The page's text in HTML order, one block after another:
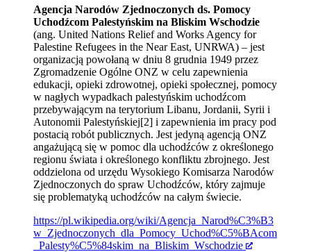
Agencja Narodów Zjednoczonych ds. Pomocy
Uchodźcom Palestyńskim na Bliskim Wschodzie
(ang. United Nations Relief and Works Agency for
Palestine Refugees in the Near East, UNRWA) – jest
organizacją powołaną w dniu 8 grudnia 1949 przez
Zgromadzenie Ogólne ONZ w celu zapewnienia
edukacji, opieki zdrowotnej, opieki społecznej, pomocy
w nagłych wypadkach palestyńskim uchodźcom
przebywającym na terytorium Libanu, Jordanii, Syrii i
Autonomii Palestyńskiej[2] i zapewnienia im pracy pod
postacią robót publicznych. Jest jedyną agencją ONZ
angażującą się w pomoc dla uchodźców z określonego
regionu świata i określonego konfliktu zbrojnego. Jest
oddzielona od urzędu Wysokiego Komisarza Narodów
Zjednoczonych do spraw Uchodźców, który zajmuje
się problematyką uchodźców na całym świecie.
https://pl.wikipedia.org/wiki/Agencja_Narod%C3%B3
w_Zjednoczonych_dla_Pomocy_Uchod%C5%BAcom
_Palesty%C5%84skim_na_Bliskim_Wschodzie